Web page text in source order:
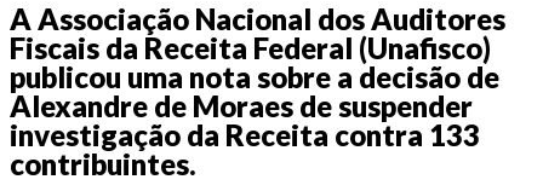
A Associação Nacional dos Auditores
Fiscais da Receita Federal (Unafisco)
publicou uma nota sobre a decisão de
Alexandre de Moraes de suspender
investigação da Receita contra 133
contribuintes.